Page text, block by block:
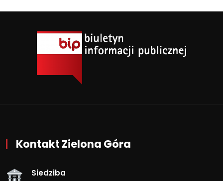
Kontakt Zielona Góra
Siedziba